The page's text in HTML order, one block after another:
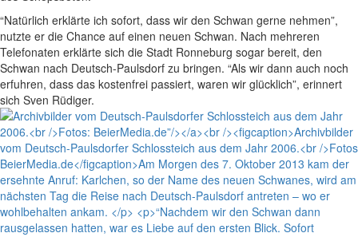
“Natürlich erklärte ich sofort, dass wir den Schwan gerne nehmen”,
nutzte er die Chance auf einen neuen Schwan. Nach mehreren
Telefonaten erklärte sich die Stadt Ronneburg sogar bereit, den
Schwan nach Deutsch-Paulsdorf zu bringen. “Als wir dann auch noch
erfuhren, dass das kostenfrei passiert, waren wir glücklich”, erinnert
sich Sven Rüdiger.